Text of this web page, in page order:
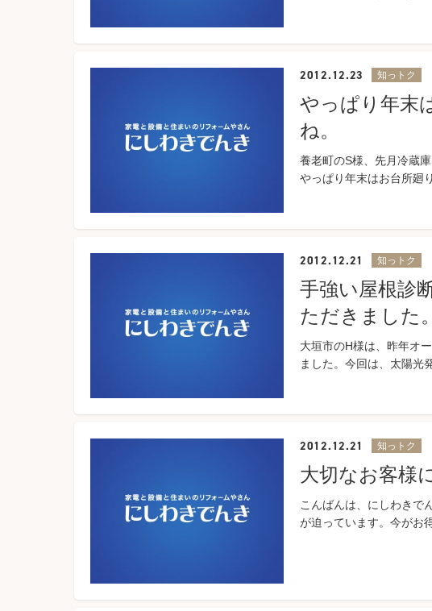
2012.12.23 知っトク
やっぱり年末
ね。
養老町のS様、先月冷蔵
やっぱり年末はお台所廻
2012.12.21 知っトク
手強い屋根診
ただきました。
大垣市のH様は、昨年オ
ました。今回は、太陽光
2012.12.21 知っトク
大切なお客様
こんばんは、にしわきで
が迫っています。今がお